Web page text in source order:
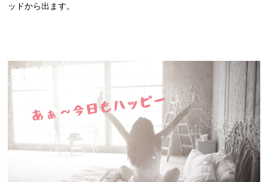
ッドから出ます。